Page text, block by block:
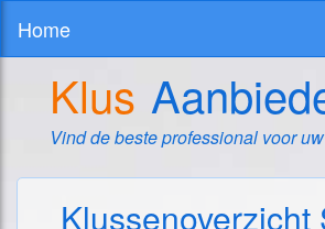
Home
Klus
Vind de beste professional voor
Klussenoverzicht